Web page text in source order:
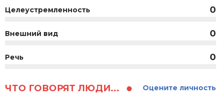
Целеустремленность 0
Внешний вид 0
Речь 0
ЧТО ГОВОРЯТ ЛЮДИ... Оцените личность